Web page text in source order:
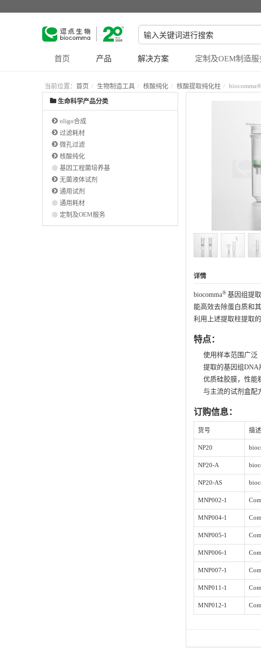
首页 产品 解决方案 定制及OEM制造服
当前位置： 首页 生物制造工具 核酸纯化 核酸提取纯化柱
详情
biocomma® 基因组提
能高效去除蛋白质和
利用上述提取柱提取
特点：
使用样本范围广泛
提取的基因组DNA
优质硅胶膜，性能
与主流的试剂盒配
订购信息：
货号 描述
NP20
NP20-A
NP20-AS
MNP002-1
MNP004-1
MNP005-1
MNP006-1
MNP007-1
MNP011-1
MNP012-1
生命科学产品分类
oligo合成
过滤耗材
微孔过滤
核酸纯化
基因工程菌培养基
无菌液体试剂
通用试剂
通用耗材
定制及OEM服务